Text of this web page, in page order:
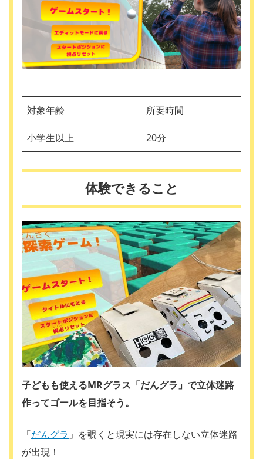
対象年齢 所要時間
小学生以上 20分
体験できること
子どもも使えるMRグラス「だんグラ」で立体迷路
作ってゴールを目指そう。
「だんグラ 」を覗くと現実には存在しない立体迷路
が出現！